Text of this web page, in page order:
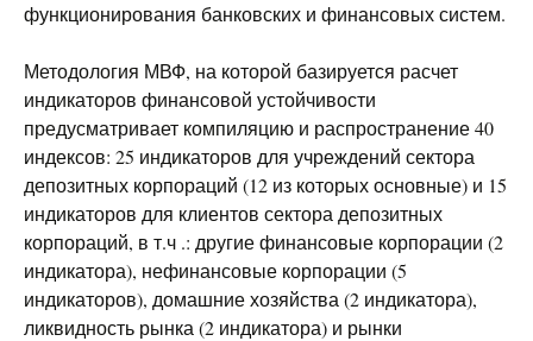
функционирования банковских и финансовых систем.
Методология МВФ, на которой базируется расчет
индикаторов финансовой устойчивости
предусматривает компиляцию и распространение 40
индексов: 25 индикаторов для учреждений сектора
депозитных корпораций (12 из которых основные) и 15
индикаторов для клиентов сектора депозитных
корпораций, в т.ч .: другие финансовые корпорации (2
индикатора), нефинансовые корпорации (5
индикаторов), домашние хозяйства (2 индикатора),
ликвидность рынка (2 индикатора) и рынки